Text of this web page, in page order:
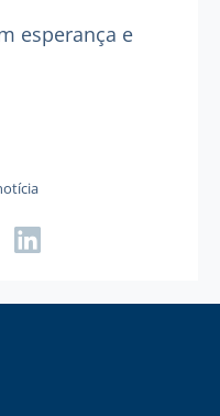
esperança e